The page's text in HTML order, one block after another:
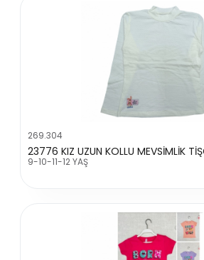
269.304
23776 KIZ UZUN KOLLU MEVSİMLİK
9-10-11-12 YAŞ